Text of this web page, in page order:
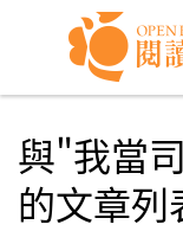
Skip to navigation
移至主內容
與"我當
的文章列